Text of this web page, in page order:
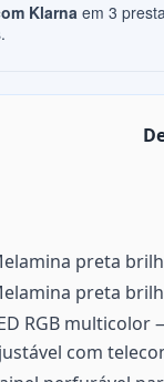
Klarna em 3
preta
preta
RGB multicolor
com